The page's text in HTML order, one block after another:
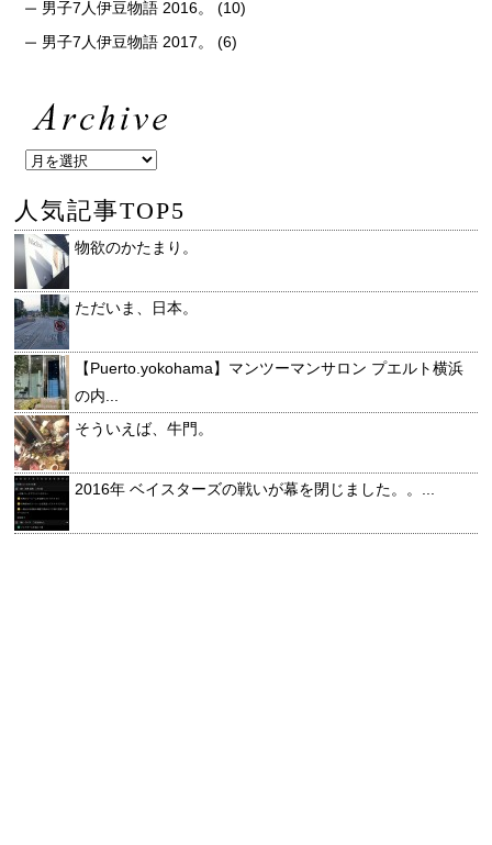
男子7人伊豆物語 2016。
(10)
男子7人伊豆物語 2017。
(6)
人気記事TOP5
物欲のかたまり。
ただいま、日本。
【Puerto.yokohama】マンツーマンサロン プエルト横浜
の内...
そういえば、牛門。
2016年 ベイスターズの戦いが幕を閉じました。。...